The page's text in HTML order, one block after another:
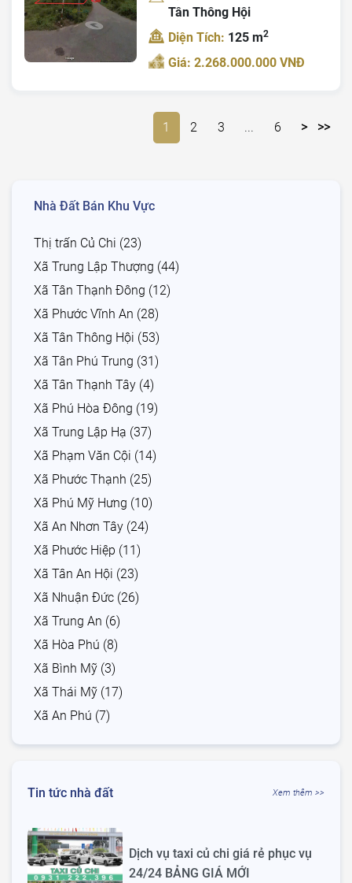
Tân Thông Hội
Diện Tích: 125 m2
Giá: 2.268.000.000 VNĐ
1 2 3 ... 6 > >>
Nhà Đất Bán Khu Vực
Thị trấn Củ Chi (23)
Xã Trung Lập Thượng (44)
Xã Tân Thạnh Đông (12)
Xã Phước Vĩnh An (28)
Xã Tân Thông Hội (53)
Xã Tân Phú Trung (31)
Xã Tân Thạnh Tây (4)
Xã Phú Hòa Đông (19)
Xã Trung Lập Hạ (37)
Xã Phạm Văn Cội (14)
Xã Phước Thạnh (25)
Xã Phú Mỹ Hưng (10)
Xã An Nhơn Tây (24)
Xã Phước Hiệp (11)
Xã Tân An Hội (23)
Xã Nhuận Đức (26)
Xã Trung An (6)
Xã Hòa Phú (8)
Xã Bình Mỹ (3)
Xã Thái Mỹ (17)
Xã An Phú (7)
Tin tức nhà đất Xem thêm >>
Dịch vụ taxi củ chi giá rẻ phục vụ
24/24 BẢNG GIÁ MỚI